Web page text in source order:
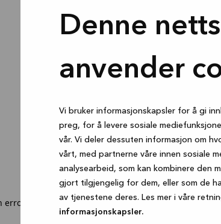
Denne
anvender
Vi bruker informasjonskapsler for å gi
preg, for å levere sosiale
vår. Vi deler dessuten informasjon om
vårt, med partnerne våre innen sosiale
analysearbeid, som kan kombinere den
gjort tilgjengelig for dem, eller som de
av tjenestene deres. Les mer i våre
informasjonskapsler.
error: a client-side exception has occurred while